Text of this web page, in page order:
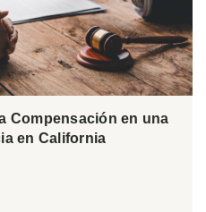
Compensación en una
en California